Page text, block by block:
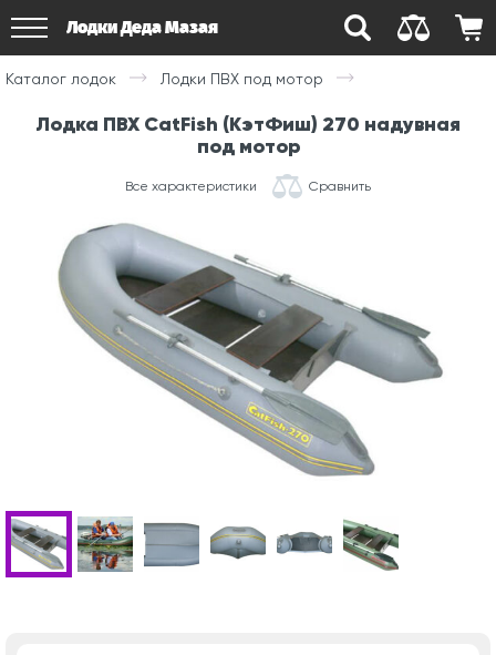
Лодки Деда Мазая
Каталог лодок Лодки ПВХ под мотор
Лодка ПВХ CatFish (КэтФиш) 270 надувная
под мотор
Все характеристики Сравнить